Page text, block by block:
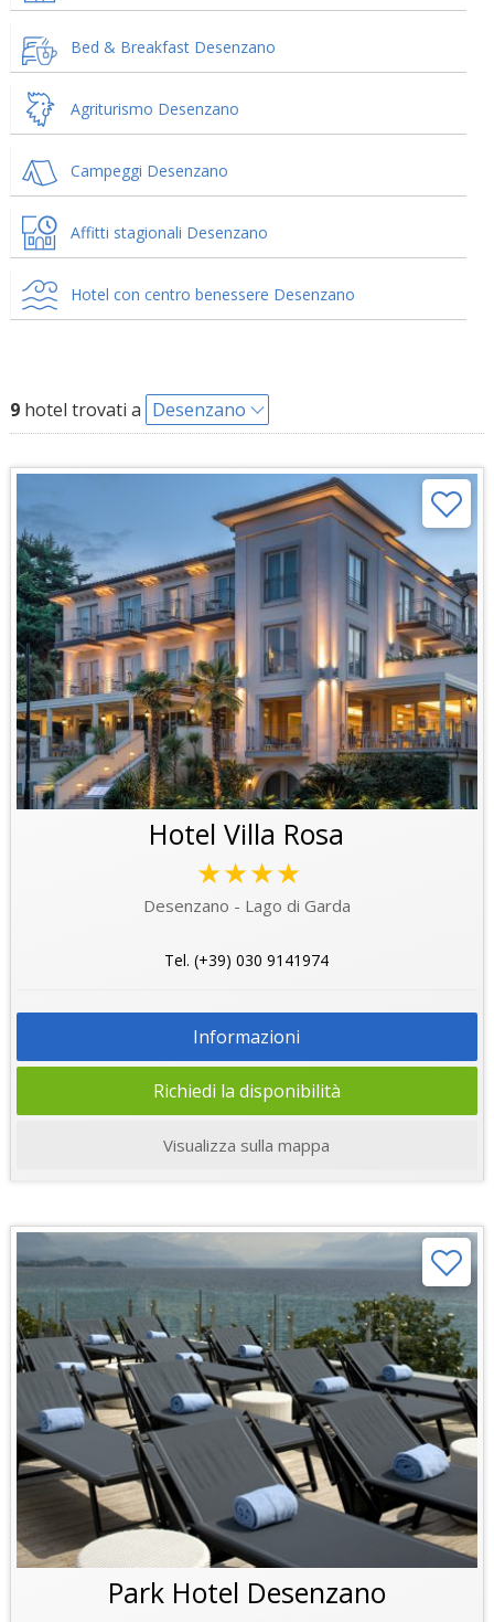
Bed & Breakfast Desenzano
Agriturismo Desenzano
Campeggi Desenzano
Affitti stagionali Desenzano
Hotel con centro benessere Desenzano
9hotel trovati a Desenzano
Hotel Villa Rosa
★★★★
Desenzano - Lago di Garda
Tel. (+39) 030 9141974
Informazioni
Richiedi la disponibilità
Visualizza sulla mappa
Park Hotel Desenzano